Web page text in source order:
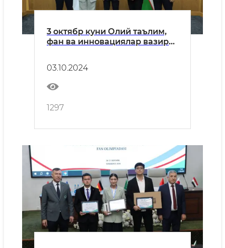
3 октябр куни Олий таълим,
фан ва инновациялар вазири
конференцияси (УНCТАД)
Бош котиби Ребека Гринспан
билан учрашув ўтказди.
03.10.2024
1297